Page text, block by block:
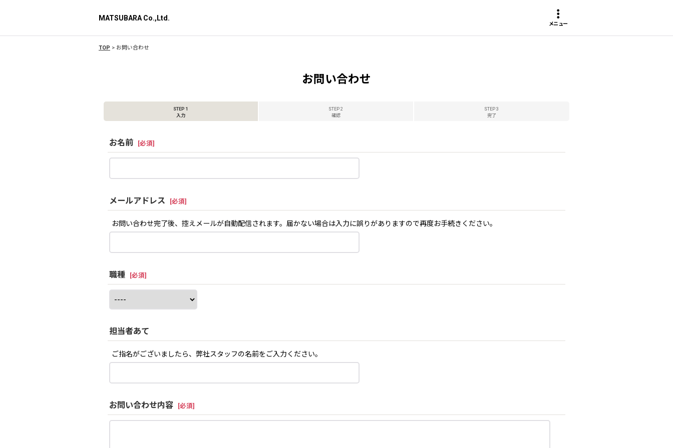
MATSUBARA Co.,Ltd.
メニュー
TOP > お問い合わせ
お問い合わせ
STEP 1
入力
STEP 2
確認
STEP 3
完了
お名前 [必須]
メールアドレス [必須]
お問い合わせ完了後、控えメールが自動配信されます。届かない場合は入力に誤りがありますので再度お手続きください。
職種 [必須]
担当者あて
ご指名がございましたら、弊社スタッフの名前をご入力ください。
お問い合わせ内容 [必須]